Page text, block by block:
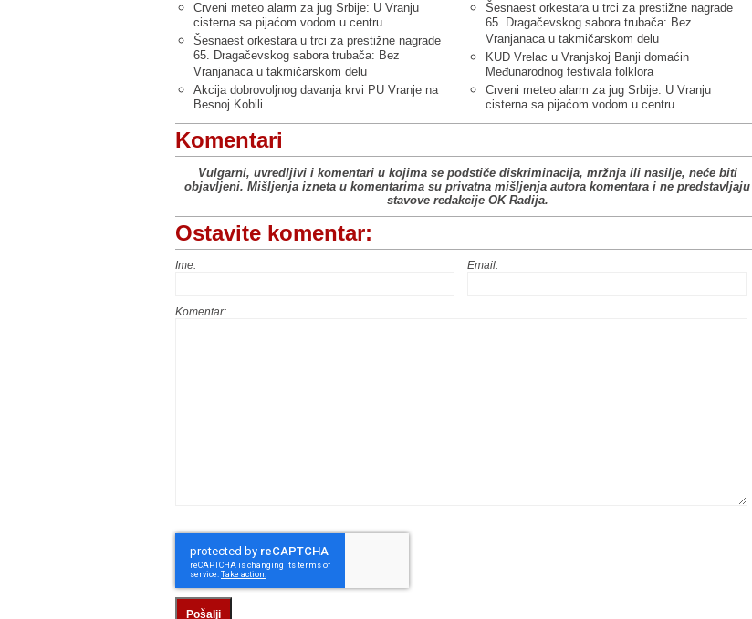
Crveni meteo alarm za jug Srbije: U Vranju
cisterna sa pijaćom vodom u centru
Šesnaest orkestara u trci za prestižne nagrade
65. Dragačevskog sabora trubača: Bez
Vranjanaca u takmičarskom delu
Akcija dobrovoljnog davanja krvi PU Vranje na
Besnoj Kobili
Šesnaest orkestara u trci za prestižne nagrade
65. Dragačevskog sabora trubača: Bez
Vranjanaca u takmičarskom delu
KUD Vrelac u Vranjskoj Banji domaćin
Međunarodnog festivala folklora
Crveni meteo alarm za jug Srbije: U Vranju
cisterna sa pijaćom vodom u centru
Komentari
Vulgarni, uvredljivi i komentari u kojima se podstiče diskriminacija, mržnja ili nasilje, neće biti
objavljeni. Mišljenja izneta u komentarima su privatna mišljenja autora komentara i ne predstavljaju
stavove redakcije OK Radija.
Ostavite komentar:
Ime: Email:
Komentar:
Pošalji